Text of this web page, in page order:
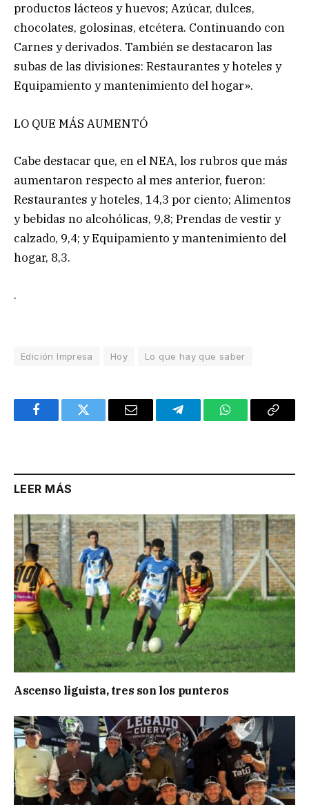
productos lácteos y huevos; Azúcar, dulces,
chocolates, golosinas, etcétera. Continuando con
Carnes y derivados. También se destacaron las
subas de las divisiones: Restaurantes y hoteles y
Equipamiento y mantenimiento del hogar».
LO QUE MÁS AUMENTÓ
Cabe destacar que, en el NEA, los rubros que más
aumentaron respecto al mes anterior, fueron:
Restaurantes y hoteles, 14,3 por ciento; Alimentos
y bebidas no alcohólicas, 9,8; Prendas de vestir y
calzado, 9,4; y Equipamiento y mantenimiento del
hogar, 8,3.
.
Edición Impresa Hoy Lo que hay que saber
FacebookTwitter Email TelegramWhatsAppCopy
LEER MÁS
Ascenso liguista, tres son los punteros